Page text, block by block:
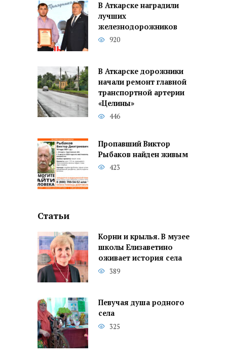
В Аткарске наградили
лучших
железнодорожников
920
В Аткарске дорожники
начали ремонт главной
транспортной артерии
«Целины»
446
Пропавший Виктор
Рыбаков найден живым
423
Статьи
Корни и крылья. В музее
школы Елизаветино
оживает история села
389
Певучая душа родного
села
325